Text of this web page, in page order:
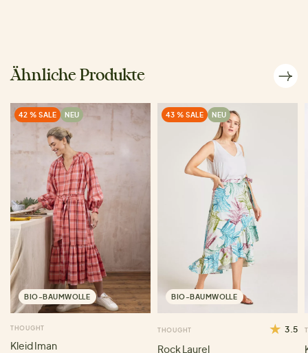
Ähnliche Produkte
42 % SALE NEU
BIO-BAUMWOLLE
THOUGHT
Kleid Iman
43 % SALE NEU
BIO-BAUMWOLLE
THOUGHT 3.5
Rock Laurel